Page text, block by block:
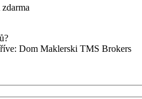
Dom Maklerski TMS Brokers